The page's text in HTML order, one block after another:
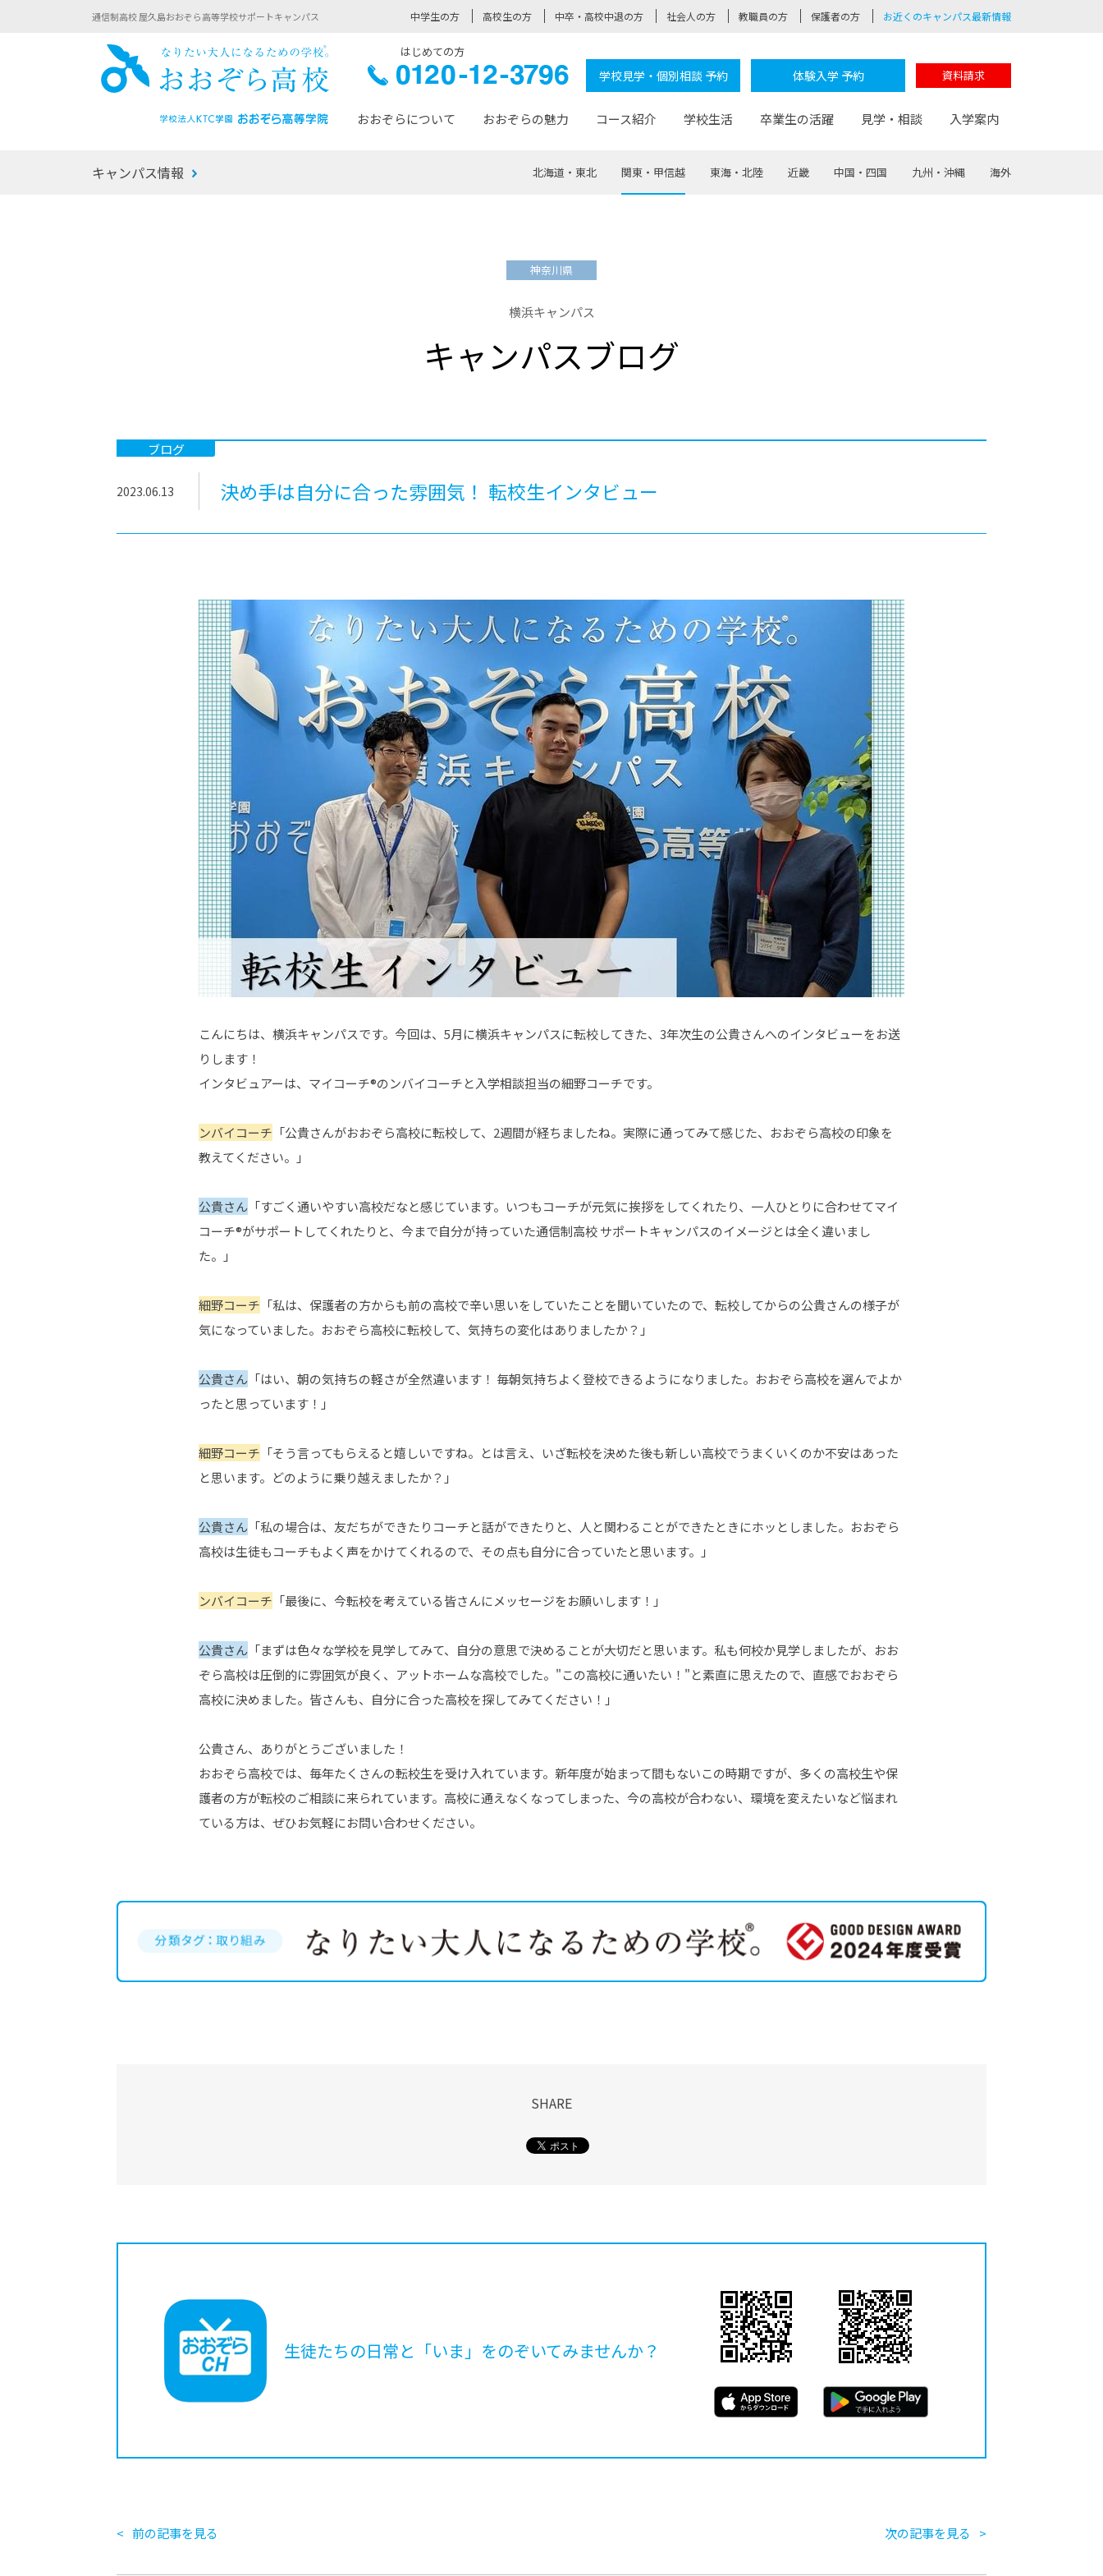
通信制高校 屋久島おおぞら高等学校サポートキャンパス 中学生の方 高校生の方 中卒・高校中退の方 社会人の方 教職員の方 保護者の方 お近くのキャンパス最新情報
おおぞら高校はじめての方
0120-学校見学・個別相談 予約 体験入学 予約 資料請求
おおぞらについて
おおぞらについて トップページ
おおぞら高校とは
サポート
おおぞらの魅力
おおぞらの魅力 トップページ
なりたい大人になるための体験
-社会の架け橋プログラム®
コース紹介
コース紹介 トップページ
-進学コース
-基礎コース
学校生活
学校生活 トップページ
先輩の声 おおぞら100選
卒業生の活躍
卒業生の活躍 トップページ
見学・相談
見学・相談 トップページ
入学案内
入学案内 トップページ
卒業までの流れ
キャンパス情報 北海道・東北 関東・甲信越 東海・北陸 近畿 中国・四国 九州・沖縄 海外
神奈川県
横浜キャンパス
キャンパスブログ
ブログ
2023.06.13 決め手は自分に合った雰囲気！ 転校生インタビュー
こんにちは、横浜キャンパスです。今回は、5月に横浜キャンパスに転校してきた、3年次生の公貴さんへのインタビューをお送
りします！
インタビュアーは、マイコーチ®のンバイコーチと入学相談担当の細野コーチです。
ンバイコーチ 「公貴さんがおおぞら高校に転校して、2週間が経ちましたね。実際に通ってみて感じた、おおぞら高校の印象を
教えてください。」
公貴さん 「すごく通いやすい高校だなと感じています。いつもコーチが元気に挨拶をしてくれたり、一人ひとりに合わせてマイ
コーチ®がサポートしてくれたりと、今まで自分が持っていた通信制高校 サポートキャンパスのイメージとは全く違いまし
た。」
細野コーチ 「私は、保護者の方からも前の高校で辛い思いをしていたことを聞いていたので、転校してからの公貴さんの様子が
気になっていました。おおぞら高校に転校して、気持ちの変化はありましたか？」
公貴さん 「はい、朝の気持ちの軽さが全然違います！ 毎朝気持ちよく登校できるようになりました。おおぞら高校を選んでよか
ったと思っています！」
細野コーチ 「そう言ってもらえると嬉しいですね。とは言え、いざ転校を決めた後も新しい高校でうまくいくのか不安はあった
と思います。どのように乗り越えましたか？」
公貴さん 「私の場合は、友だちができたりコーチと話ができたりと、人と関わることができたときにホッとしました。おおぞら
高校は生徒もコーチもよく声をかけてくれるので、その点も自分に合っていたと思います。」
ンバイコーチ 「最後に、今転校を考えている皆さんにメッセージをお願いします！」
公貴さん 「まずは色々な学校を見学してみて、自分の意思で決めることが大切だと思います。私も何校か見学しましたが、おお
ぞら高校は圧倒的に雰囲気が良く、アットホームな高校でした。"この高校に通いたい！"と素直に思えたので、直感でおおぞら
高校に決めました。皆さんも、自分に合った高校を探してみてください！」
公貴さん、ありがとうございました！
おおぞら高校では、毎年たくさんの転校生を受け入れています。新年度が始まって間もないこの時期ですが、多くの高校生や保
護者の方が転校のご相談に来られています。高校に通えなくなってしまった、今の高校が合わない、環境を変えたいなど悩まれ
ている方は、ぜひお気軽にお問い合わせください。
SHARE
生徒たちの日常と「いま」をのぞいてみませんか？
前の記事を見る 次の記事を見る